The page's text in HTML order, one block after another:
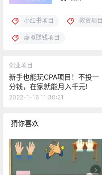
小红书项目 教资项目
虚拟赚钱项目
创业项目
新手也能玩CPA项目！不投一
分钱，在家就能月入千元!
2022-1-16 11:30:21
猜你喜欢